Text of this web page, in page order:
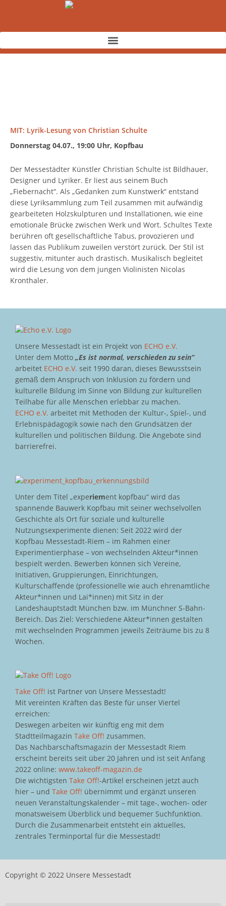
MIT: Lyrik-Lesung von Christian Schulte
Donnerstag 04.07., 19:00 Uhr, Kopfbau
Der Messestädter Künstler Christian Schulte ist Bildhauer,
Designer und Lyriker. Er liest aus seinem Buch
„Fiebernacht“. Als „Gedanken zum Kunstwerk“ entstand
diese Lyriksammlung zum Teil zusammen mit aufwändig
gearbeiteten Holzskulpturen und Installationen, wie eine
emotionale Brücke zwischen Werk und Wort. Schultes Texte
berühren oft gesellschaftliche Tabus, provozieren und
lassen das Publikum zuweilen verstört zurück. Der Stil ist
suggestiv, mitunter auch drastisch. Musikalisch begleitet
wird die Lesung von dem jungen Violinisten Nicolas
Kronthaler.
Unsere Messestadt ist ein Projekt von ECHO e.V.
Unter dem Motto „Es ist normal, verschieden zu sein“
arbeitet ECHO e.V. seit 1990 daran, dieses Bewusstsein
gemäß dem Anspruch von Inklusion zu fördern und
kulturelle Bildung im Sinne von Bildung zur kulturellen
Teilhabe für alle Menschen erlebbar zu machen.
ECHO e.V. arbeitet mit Methoden der Kultur-, Spiel-, und
Erlebnispädagogik sowie nach den Grundsätzen der
kulturellen und politischen Bildung. Die Angebote sind
barrierefrei.
Unter dem Titel „experiement kopfbau“ wird das
spannende Bauwerk Kopfbau mit seiner wechselvollen
Geschichte als Ort für soziale und kulturelle
Nutzungsexperimente dienen: Seit 2022 wird der
Kopfbau Messestadt-Riem – im Rahmen einer
Experimentierphase – von wechselnden Akteur*innen
bespielt werden. Bewerben können sich Vereine,
Initiativen, Gruppierungen, Einrichtungen,
Kulturschaffende (professionelle wie auch ehrenamtliche
Akteur*innen und Lai*innen) mit Sitz in der
Landeshauptstadt München bzw. im Münchner S-Bahn-
Bereich. Das Ziel: Verschiedene Akteur*innen gestalten
mit wechselnden Programmen jeweils Zeiträume bis zu 8
Wochen.
Take Off! ist Partner von Unsere Messestadt!
Mit vereinten Kräften das Beste für unser Viertel
erreichen:
Deswegen arbeiten wir künftig eng mit dem
Stadtteilmagazin Take Off! zusammen.
Das Nachbarschaftsmagazin der Messestadt Riem
erscheint bereits seit über 20 Jahren und ist seit Anfang
2022 online: www.takeoff-magazin.de
Die wichtigsten Take Off!-Artikel erscheinen jetzt auch
hier – und Take Off! übernimmt und ergänzt unseren
neuen Veranstaltungskalender – mit tage-, wochen- oder
monatsweisem Überblick und bequemer Suchfunktion.
Durch die Zusammenarbeit entsteht ein aktuelles,
zentrales Terminportal für die Messestadt!
Copyright © 2022 Unsere Messestadt